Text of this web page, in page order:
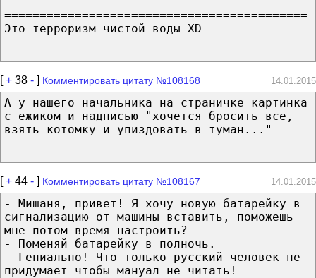
===========================================
Это терроризм чистой воды XD
[+ 38 - ] Комментировать цитату №108168 14.01.2015
А у нашего начальника на страничке картинка
с ежиком и надписью "хочется бросить все,
взять котомку и упиздовать в туман..."
[+ 44 - ] Комментировать цитату №108167 14.01.2015
- Мишаня, привет! Я хочу новую батарейку в
сигнализацию от машины вставить, поможешь
мне потом время настроить?
- Поменяй батарейку в полночь.
- Гениально! Что только русский человек не
придумает чтобы мануал не читать!